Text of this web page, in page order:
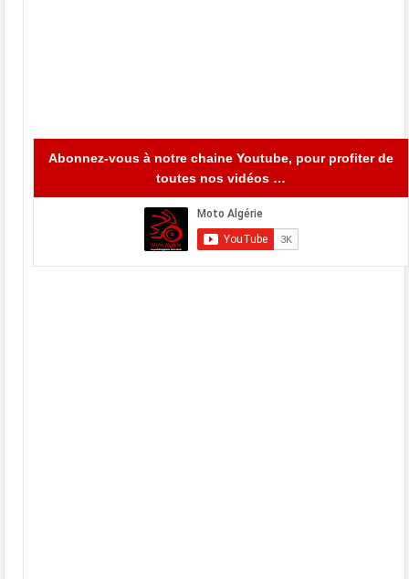
Abonnez-vous à notre chaine Youtube, pour profiter de
toutes nos vidéos …